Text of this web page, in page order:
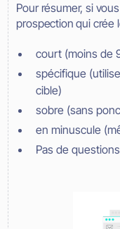
Pour résumer, si
prospection qui crée
court (moins de
spécifique
cible)
sobre (sans
en minuscule
Pas de